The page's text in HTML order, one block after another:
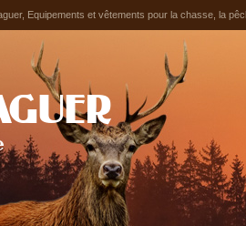
Equipements et vêtements pour la chasse, la